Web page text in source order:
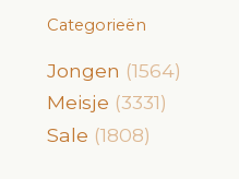
Categorieën
Jongen (1564)
Meisje (3331)
Sale (1808)